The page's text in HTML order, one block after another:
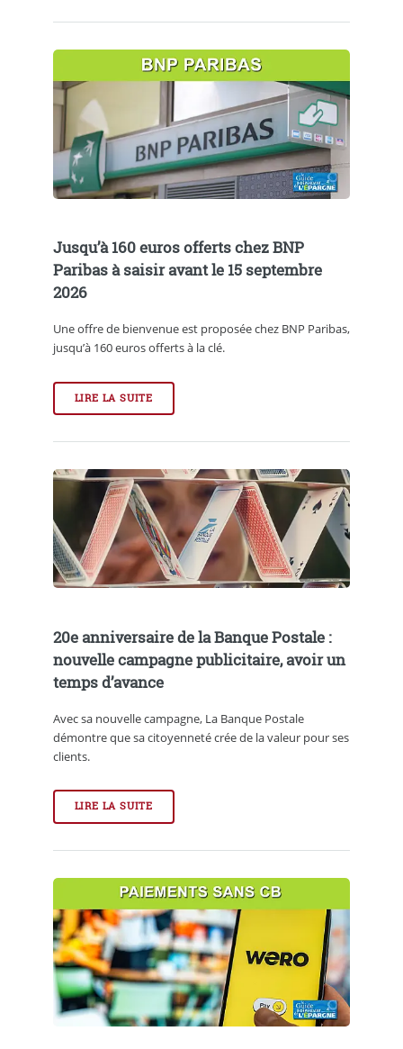
Jusqu’à 160 euros offerts chez BNP
Paribas à saisir avant le 15 septembre
2026
Une offre de bienvenue est proposée chez BNP Paribas,
jusqu’à 160 euros offerts à la clé.
LIRE LA SUITE
20e anniversaire de la Banque Postale :
nouvelle campagne publicitaire, avoir un
temps d’avance
Avec sa nouvelle campagne, La Banque Postale
démontre que sa citoyenneté crée de la valeur pour ses
clients.
LIRE LA SUITE